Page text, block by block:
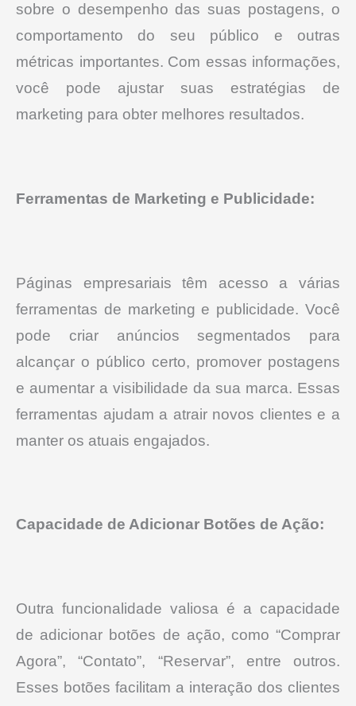
sobre o desempenho das suas postagens, o
comportamento do seu público e outras
métricas importantes. Com essas informações,
você pode ajustar suas estratégias de
marketing para obter melhores resultados.
Ferramentas de Marketing e Publicidade:
Páginas empresariais têm acesso a várias
ferramentas de marketing e publicidade. Você
pode criar anúncios segmentados para
alcançar o público certo, promover postagens
e aumentar a visibilidade da sua marca. Essas
ferramentas ajudam a atrair novos clientes e a
manter os atuais engajados.
Capacidade de Adicionar Botões de Ação:
Outra funcionalidade valiosa é a capacidade
de adicionar botões de ação, como “Comprar
Agora”, “Contato”, “Reservar”, entre outros.
Esses botões facilitam a interação dos clientes